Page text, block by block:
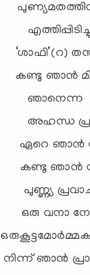
‘ശാഫി’(റ)
കണ്ടു ഞാന്‍
ഞാനെന്ന
അഹന്ധ
ഏറെ ഞാന്‍
കണ്ടു ഞാന്‍
പുണ്ണ്യ
ഒരു വനാ
നിന്ന് ഞാന്‍